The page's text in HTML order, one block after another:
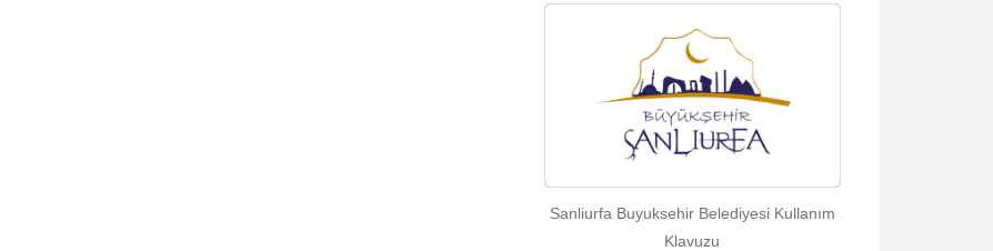
Sanliurfa Buyuksehir Belediyesi Kullanım
Klavuzu